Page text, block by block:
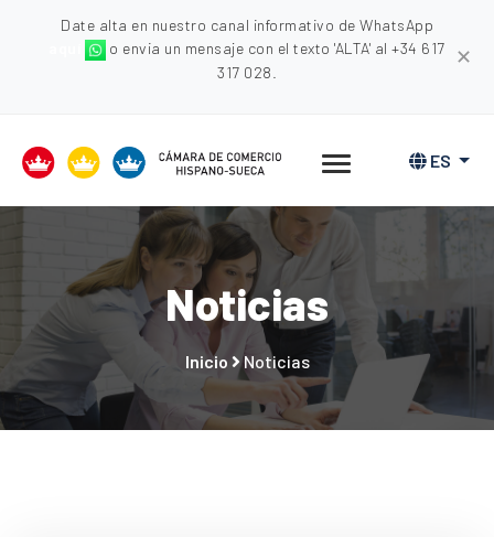
Date alta en nuestro canal informativo de WhatsApp
o envia un mensaje con el texto 'ALTA' al +34 617
317 028.
✕
ES
Noticias
Inicio Noticias